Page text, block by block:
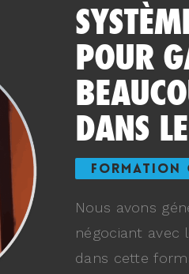
POUR
DANS
FORMATION
Nous avons
négociant avec
dans cette